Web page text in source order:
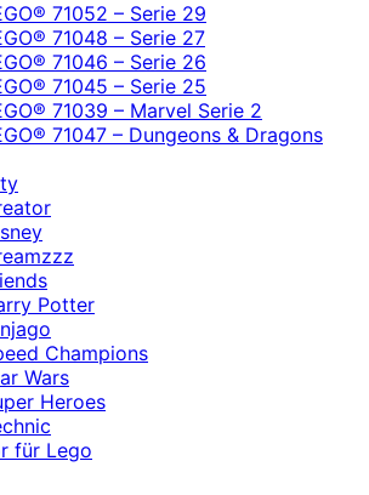
71052 – Serie 29
71048 – Serie 27
71046 – Serie 26
71045 – Serie 25
71039 – Marvel Serie 2
71047 – Dungeons & Dragons
Potter
Champions
Wars
Heroes
für Lego